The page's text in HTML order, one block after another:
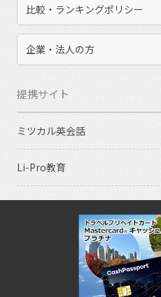
比較・ランキングポリシー
企業・法人の方
提携サイト
ミツカル英会話
Li-Pro教育